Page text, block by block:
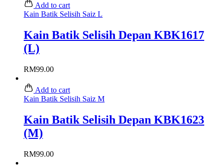
Add to cart
Kain Batik Selisih Saiz L
Kain Batik Selisih Depan KBK1617
(L)
RM99.00
Add to cart
Kain Batik Selisih Saiz M
Kain Batik Selisih Depan KBK1623
(M)
RM99.00